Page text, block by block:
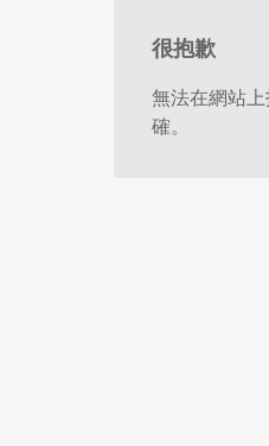
很抱歉
無法在網站
確。